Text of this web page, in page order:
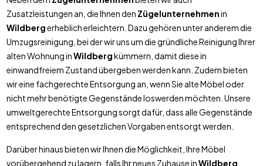
Zusatzleistungen an, die Ihnen den Zügelunternehmenin
Wildbergerheblich erleichtern. Dazu gehören unter anderem die
Umzugsreinigung, bei der wir uns um die gründliche Reinigung Ihrer
alten Wohnung inWildbergkümmern, damit diese in
einwandfreiem Zustand übergeben werden kann. Zudem bieten
wir eine fachgerechte Entsorgung an, wenn Sie alte Möbel oder
nicht mehr benötigte Gegenstände loswerden möchten. Unsere
umweltgerechte Entsorgung sorgt dafür, dass alle Gegenstände
entsprechend den gesetzlichen Vorgaben entsorgt werden.
Darüber hinaus bieten wir Ihnen die Möglichkeit, Ihre Möbel
vorübergehend zu lagern, falls Ihr neues Zuhause inWildberg